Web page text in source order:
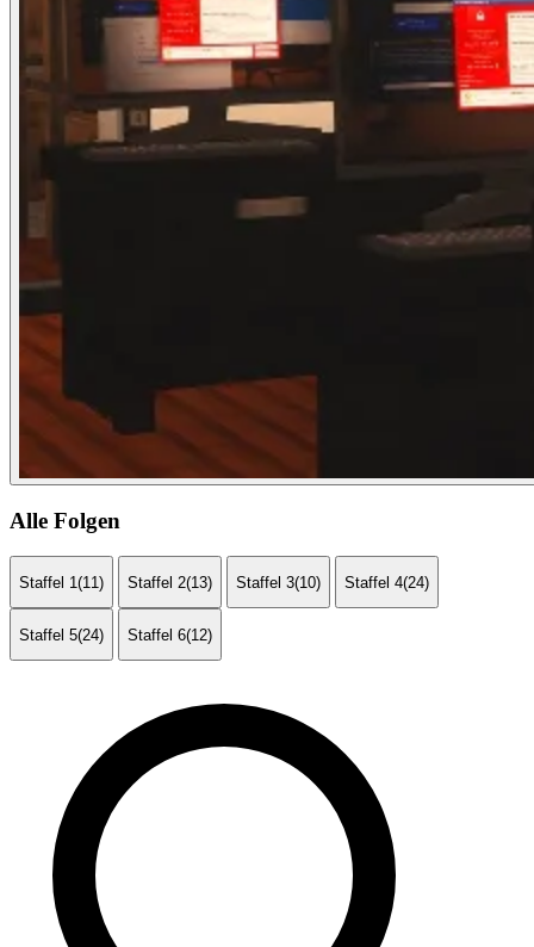
Alle Folgen
Staffel 1 (11) Staffel 2(13) Staffel 3(10) Staffel 4(24)
Staffel 5(24) Staffel 6(12)